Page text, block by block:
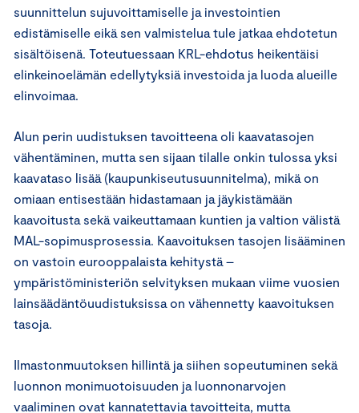
suunnittelun sujuvoittamiselle ja investointien
edistämiselle eikä sen valmistelua tule jatkaa ehdotetun
sisältöisenä. Toteutuessaan KRL-ehdotus heikentäisi
elinkeinoelämän edellytyksiä investoida ja luoda alueille
elinvoimaa.
Alun perin uudistuksen tavoitteena oli kaavatasojen
vähentäminen, mutta sen sijaan tilalle onkin tulossa yksi
kaavataso lisää (kaupunkiseutusuunnitelma), mikä on
omiaan entisestään hidastamaan ja jäykistämään
kaavoitusta sekä vaikeuttamaan kuntien ja valtion välistä
MAL-sopimusprosessia. Kaavoituksen tasojen lisääminen
on vastoin eurooppalaista kehitystä –
ympäristöministeriön selvityksen mukaan viime vuosien
lainsäädäntöuudistuksissa on vähennetty kaavoituksen
tasoja.
Ilmastonmuutoksen hillintä ja siihen sopeutuminen sekä
luonnon monimuotoisuuden ja luonnonarvojen
vaaliminen ovat kannatettavia tavoitteita, mutta